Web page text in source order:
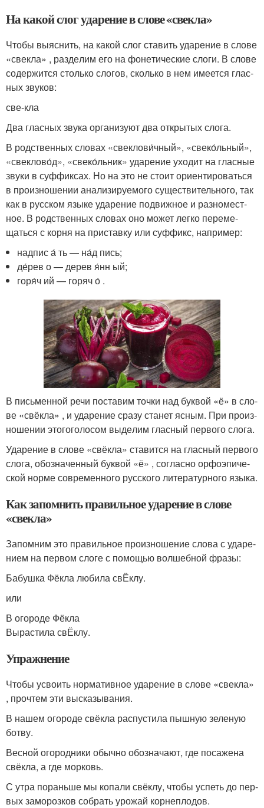
На какой слог ударение в слове «свекла»
Чтобы выяс­нить, на какой слог ста­вить уда­ре­ние в сло­ве
«свек­ла» , раз­де­лим его на фоне­ти­че­ские сло­ги. В сло­ве
содер­жит­ся столь­ко сло­гов, сколь­ко в нем име­ет­ся глас­
ных зву­ков:
све-кла
Два глас­ных зву­ка орга­ни­зу­ют два откры­тых сло­га.
В род­ствен­ных сло­вах «свеклови́чный», «свеко́льный»,
«свеклово́д», «свеко́льник» уда­ре­ние ухо­дит на глас­ные
зву­ки в суф­фик­сах. Но на это не сто­ит ори­ен­ти­ро­вать­ся
в про­из­но­ше­нии ана­ли­зи­ру­е­мо­го суще­стви­тель­но­го, так
как в рус­ском язы­ке уда­ре­ние подвиж­ное и раз­но­мест­
ное. В род­ствен­ных сло­вах оно может лег­ко пере­ме­
щать­ся с кор­ня на при­став­ку или суф­фикс, напри­мер:
над­пис а́ ть — на́д пись;
де́рев о — дерев я́нн ый;
горя́ч ий — горяч о́ .
В пись­мен­ной речи поста­вим точ­ки над бук­вой «ё» в сло­
ве «свёк­ла» , и уда­ре­ние сра­зу ста­нет ясным. При про­из­
но­ше­нии это­гоголо­сом выде­лим глас­ный пер­во­го сло­га.
Ударение в сло­ве «свёк­ла» ста­вит­ся на глас­ный пер­во­го
сло­га, обо­зна­чен­ный бук­вой «ё» , соглас­но орфо­эпи­че­
ской нор­ме совре­мен­но­го рус­ско­го лите­ра­тур­но­го язы­ка.
Как запомнить правильное ударение в слове
«свекла»
Запомним это пра­виль­ное про­из­но­ше­ние сло­ва с уда­ре­
ни­ем на пер­вом сло­ге с помо­щью вол­шеб­ной фра­зы:
Бабушка Фёкла люби­ла свЁклу.
или
В ого­ро­де Фёкла
Вырастила свЁклу.
Упражнение
Чтобы усво­ить нор­ма­тив­ное уда­ре­ние в сло­ве «свек­ла»
, про­чтем эти выска­зы­ва­ния.
В нашем ого­ро­де свёк­ла рас­пу­сти­ла пыш­ную зеле­ную
ботву.
Весной ого­род­ни­ки обыч­но обо­зна­ча­ют, где поса­же­на
свёк­ла, а где мор­ковь.
С утра порань­ше мы копа­ли свёк­лу, что­бы успеть до пер­
вых замо­роз­ков собрать уро­жай кор­не­пло­дов.